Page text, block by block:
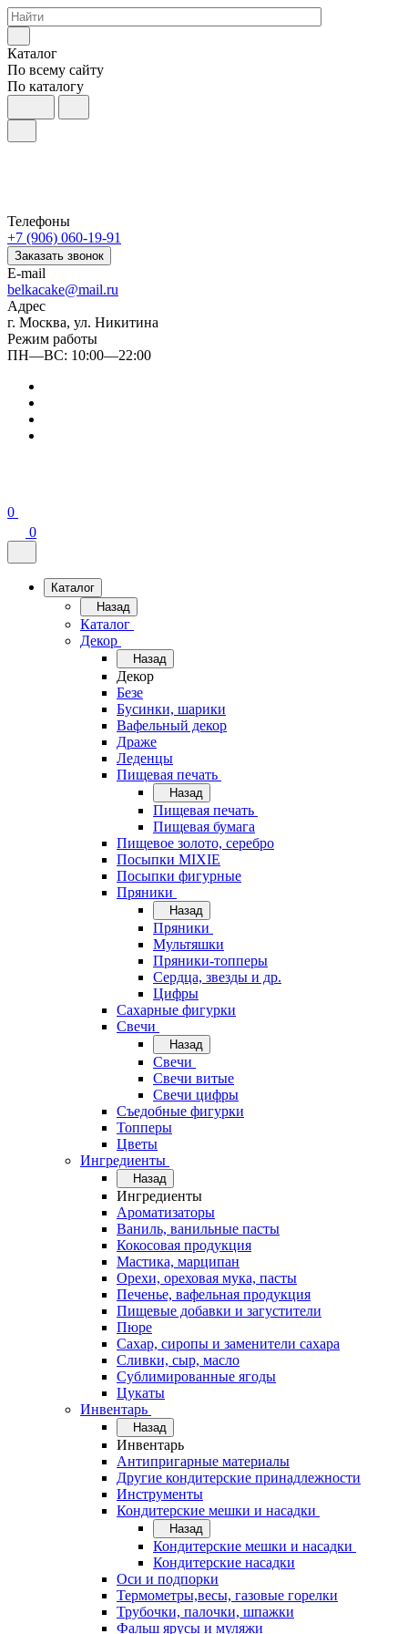
Каталог
По всему сайту
По каталогу
Телефоны
+7 (906) 060-19-91
Заказать звонок
E-mail
belkacake@mail.ru
Адрес
г. Москва, ул. Никитина
Режим работы
ПН—ВС: 10:00—22:00
0
0
Каталог
Назад
Каталог
Декор
Назад
Декор
Безе
Бусинки, шарики
Вафельный декор
Драже
Леденцы
Пищевая печать
Назад
Пищевая печать
Пищевая бумага
Пищевое золото, серебро
Посыпки MIXIE
Посыпки фигурные
Пряники
Назад
Пряники
Мультяшки
Пряники-топперы
Сердца, звезды и др.
Цифры
Сахарные фигурки
Свечи
Назад
Свечи
Свечи витые
Свечи цифры
Съедобные фигурки
Топперы
Цветы
Ингредиенты
Назад
Ингредиенты
Ароматизаторы
Ваниль, ванильные пасты
Кокосовая продукция
Мастика, марципан
Орехи, ореховая мука, пасты
Печенье, вафельная продукция
Пищевые добавки и загустители
Пюре
Сахар, сиропы и заменители сахара
Сливки, сыр, масло
Сублимированные ягоды
Цукаты
Инвентарь
Назад
Инвентарь
Антипригарные материалы
Другие кондитерские принадлежности
Инструменты
Кондитерские мешки и насадки
Назад
Кондитерские мешки и насадки
Кондитерские насадки
Оси и подпорки
Термометры,весы, газовые горелки
Трубочки, палочки, шпажки
Фальш ярусы и муляжи